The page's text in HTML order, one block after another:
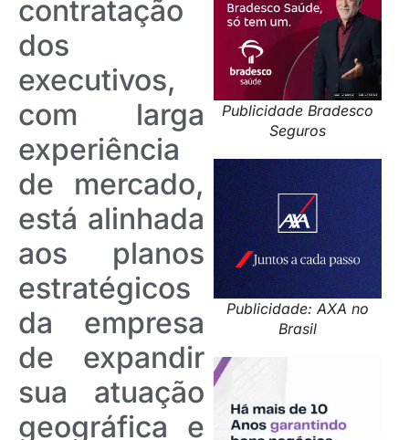
Publicidade Bradesco
Seguros
Publicidade: AXA no
Brasil
contratação
dos
executivos,
com larga
experiência
de mercado,
está alinhada
aos planos
estratégicos
da empresa
de expandir
sua atuação
geográfica e